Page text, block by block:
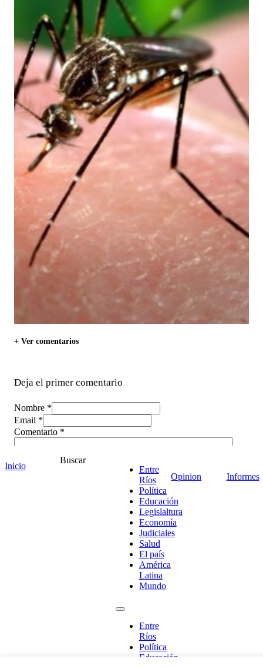
+ Ver comentarios
Deja el primer comentario
Nombre *
Email *
Comentario *
Inicio
Buscar
Entre
Ríos
Política
Educación
Legislaltura
Economía
Judiciales
Salud
El país
América
Latina
Mundo
Entre
Ríos
Política
Educación
Opinion Informes
¡Ponete en contacto!
Escribe aquí abajo lo que desees buscar